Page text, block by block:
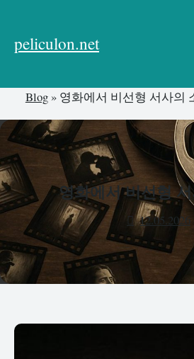
뛰
기
peliculon.net
Blog» 영화에서 비선형 서사의
영화에서 비선형
12.05.2026